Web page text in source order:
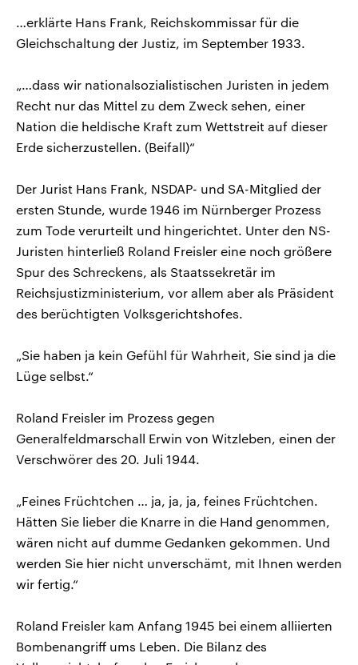
…erklärte Hans Frank, Reichskommissar für die
Gleichschaltung der Justiz, im September 1933.
„…dass wir nationalsozialistischen Juristen in jedem
Recht nur das Mittel zu dem Zweck sehen, einer
Nation die heldische Kraft zum Wettstreit auf dieser
Erde sicherzustellen. (Beifall)“
Der Jurist Hans Frank, NSDAP- und SA-Mitglied der
ersten Stunde, wurde 1946 im Nürnberger Prozess
zum Tode verurteilt und hingerichtet. Unter den NS-
Juristen hinterließ Roland Freisler eine noch größere
Spur des Schreckens, als Staatssekretär im
Reichsjustizministerium, vor allem aber als Präsident
des berüchtigten Volksgerichtshofes.
„Sie haben ja kein Gefühl für Wahrheit, Sie sind ja die
Lüge selbst.“
Roland Freisler im Prozess gegen
Generalfeldmarschall Erwin von Witzleben, einen der
Verschwörer des 20. Juli 1944.
„Feines Früchtchen … ja, ja, ja, feines Früchtchen.
Hätten Sie lieber die Knarre in die Hand genommen,
wären nicht auf dumme Gedanken gekommen. Und
werden Sie hier nicht unverschämt, mit Ihnen werden
wir fertig.“
Roland Freisler kam Anfang 1945 bei einem alliierten
Bombenangriff ums Leben. Die Bilanz des